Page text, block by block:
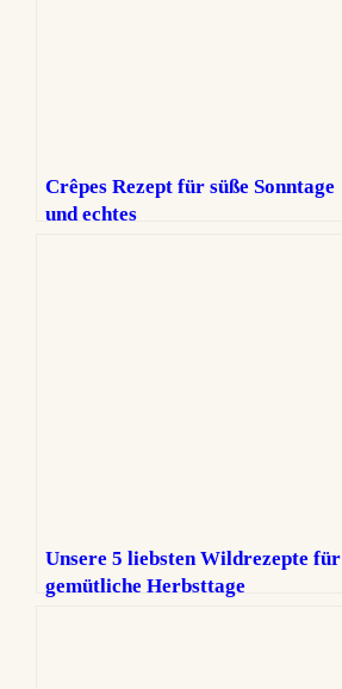
Crêpes Rezept für süße Sonntage
und echtes
Unsere 5 liebsten Wildrezepte für
gemütliche Herbsttage